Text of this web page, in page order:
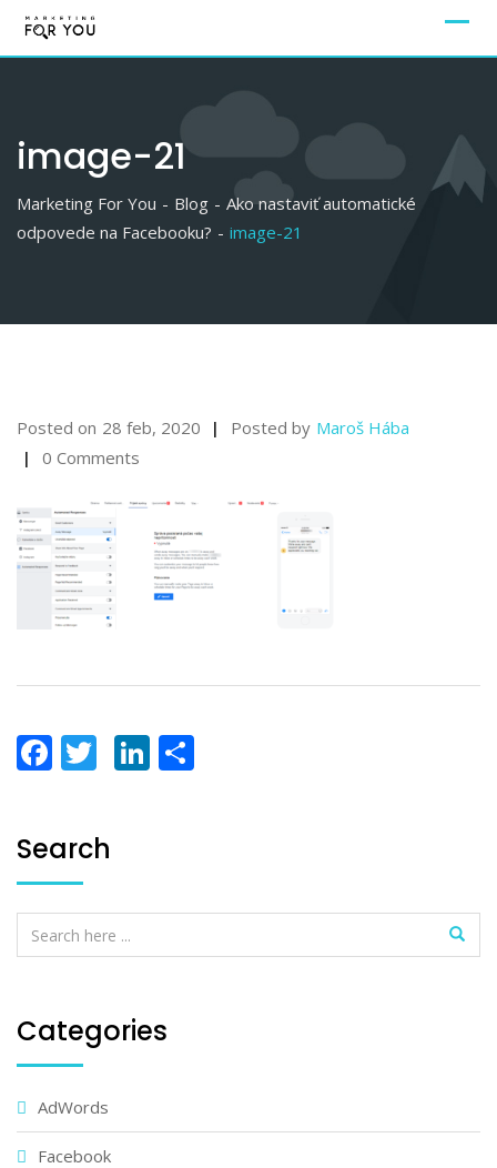
image-21
Marketing For You - Blog - Ako nastaviť automatické
odpovede na Facebooku? - image-21
Posted on 28 feb, 2020 Posted by Maroš Hába
0 Comments
Facebook
TwitterLinkedIn
Search
Categories
AdWords
Facebook